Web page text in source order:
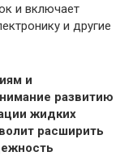
и включает
и другие
и
развитию
жидких
расширить